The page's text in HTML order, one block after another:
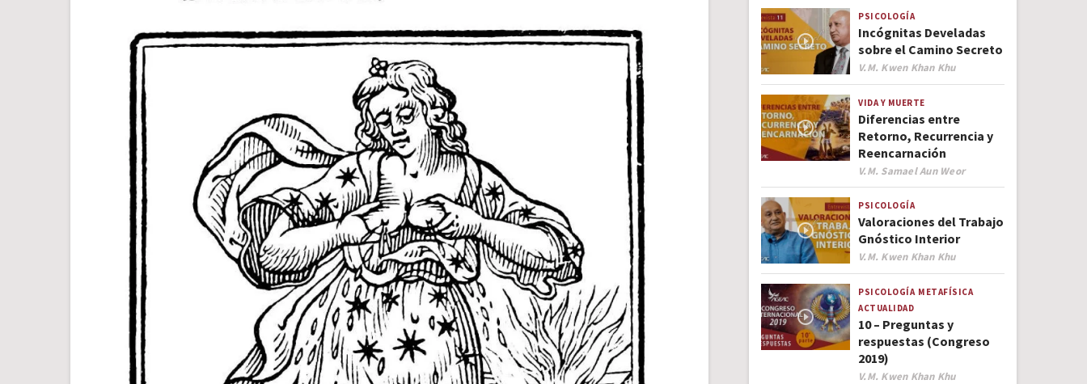
PSICOLOGÍA
Incógnitas Develadas
sobre el Camino Secreto
Author
V.M. Kwen Khan Khu
VIDA Y MUERTE
Diferencias entre
Retorno, Recurrencia y
Reencarnación
Author
V.M. Samael Aun Weor
PSICOLOGÍA
Valoraciones del Trabajo
Gnóstico Interior
Author
V.M. Kwen Khan Khu
PSICOLOGÍA METAFÍSICA
ACTUALIDAD
10 – Preguntas y
respuestas (Congreso
2019)
Author
V.M. Kwen Khan Khu